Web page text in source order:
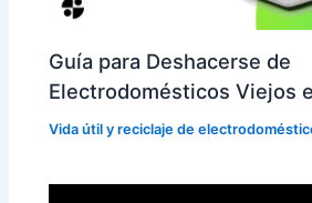
Guía para Deshacerse de
Electrodomésticos Viejos
Vida útil y reciclaje de